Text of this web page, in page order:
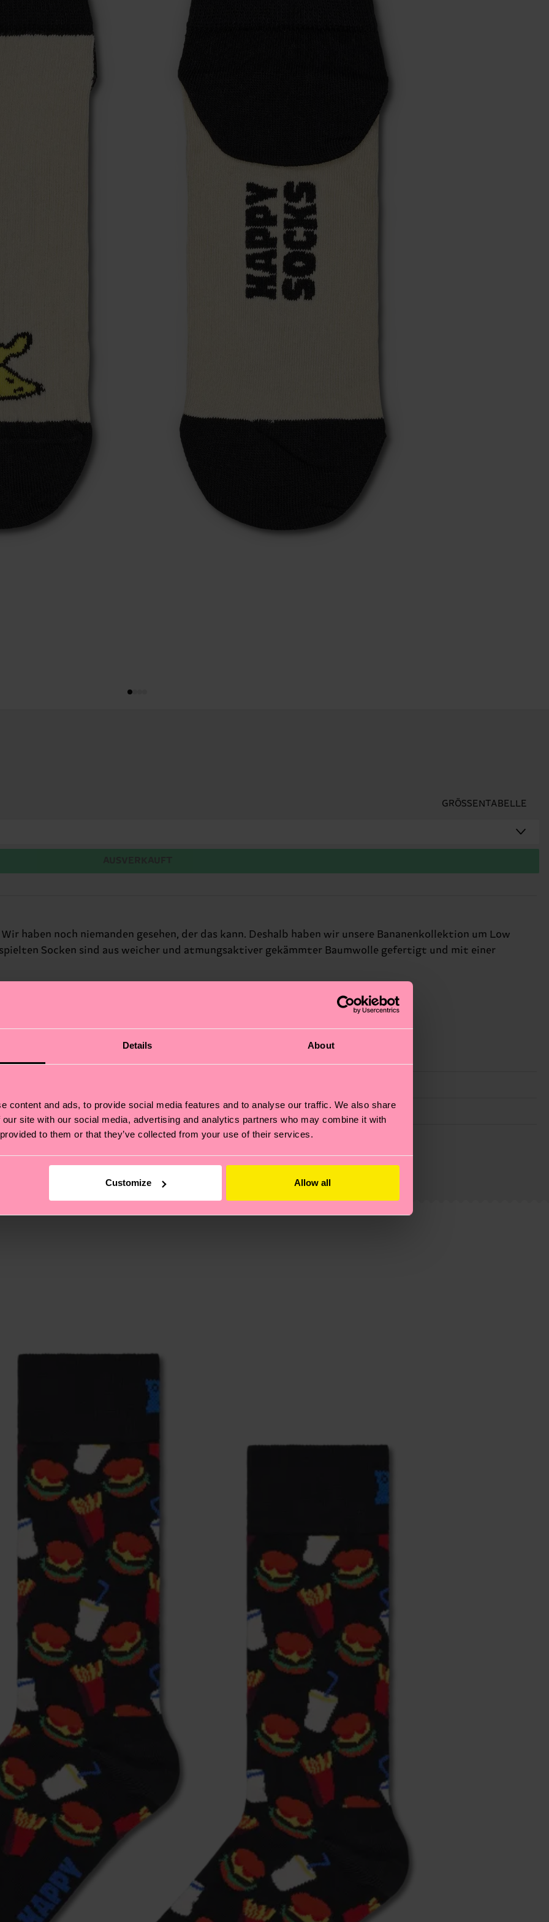
Details About
content and ads, to provide social media features and to analyse our traffic. We also share
site with our social media, advertising and analytics partners who may combine it with
to them or that they’ve collected from your use of their services.
Customize Allow all
GRÖSSENTABELLE
haben noch niemanden gesehen, der das kann. Deshalb haben wir unsere Bananenkollektion um Low
Socken sind aus weicher und atmungsaktiver gekämmter Baumwolle gefertigt und mit einer
– es geht auch um eine ethische Lieferkette, die Reduzierung von Emissionen, die richtige Pflege von
Tipps und Tricks findest du auf unsererNachhaltigkeitsseite.
unsere länderspezifische Versandübersicht findest duhier. Die Lieferzeit beginnt sobald deine Bestellung
einen Richtwert handelt und die genaue Lieferzeit von der lokalen Post in deinem Land abhängt.
im Artikel